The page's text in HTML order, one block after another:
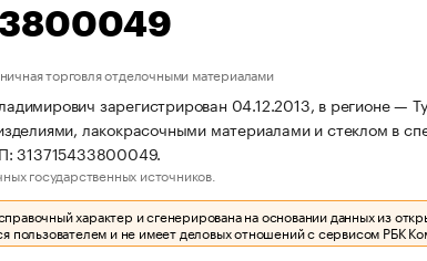
торговля отделочными материалами
зарегистрирован 04.12.2013, в регионе —
лакокрасочными материалами и стеклом в
313715433800049.
государственных источников.
характер и сгенерирована на основании данных из
пользователем и не имеет деловых отношений с сервисом РБК